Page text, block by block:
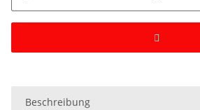
Beschreibung